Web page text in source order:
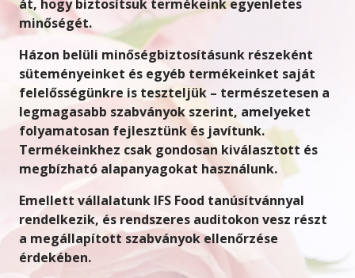
át, hogy biztosítsuk termékeink egyenletes
minőségét.
Házon belüli minőségbiztosításunk részeként
süteményeinket és egyéb termékeinket saját
felelősségünkre is teszteljük – természetesen a
legmagasabb szabványok szerint, amelyeket
folyamatosan fejlesztünk és javítunk.
Termékeinkhez csak gondosan kiválasztott és
megbízható alapanyagokat használunk.
Emellett vállalatunk IFS Food tanúsítvánnyal
rendelkezik, és rendszeres auditokon vesz részt
a megállapított szabványok ellenőrzése
érdekében.